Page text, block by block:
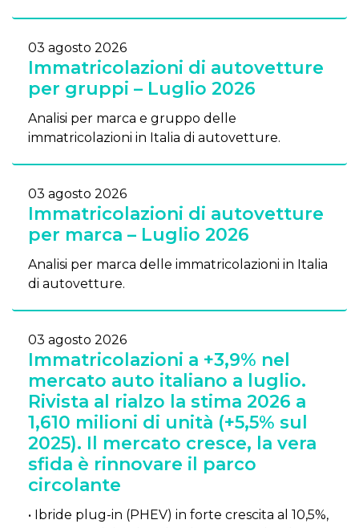
03 agosto 2026
Immatricolazioni di autovetture
per gruppi – Luglio 2026
Analisi per marca e gruppo delle
immatricolazioni in Italia di autovetture.
03 agosto 2026
Immatricolazioni di autovetture
per marca – Luglio 2026
Analisi per marca delle immatricolazioni in Italia
di autovetture.
03 agosto 2026
Immatricolazioni a +3,9% nel
mercato auto italiano a luglio.
Rivista al rialzo la stima 2026 a
1,610 milioni di unità (+5,5% sul
2025). Il mercato cresce, la vera
sfida è rinnovare il parco
circolante
• Ibride plug-in (PHEV) in forte crescita al 10,5%,